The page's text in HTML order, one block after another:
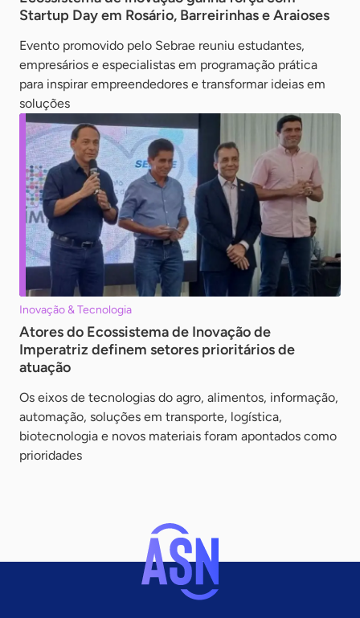
Startup Day em Rosário, Barreirinhas e Araioses
Evento promovido pelo Sebrae reuniu estudantes,
empresários e especialistas em programação prática
para inspirar empreendedores e transformar ideias em
soluções
Inovação & Tecnologia
Atores do Ecossistema de Inovação de
Imperatriz definem setores prioritários de
atuação
Os eixos de tecnologias do agro, alimentos, informação,
automação, soluções em transporte, logística,
biotecnologia e novos materiais foram apontados como
prioridades